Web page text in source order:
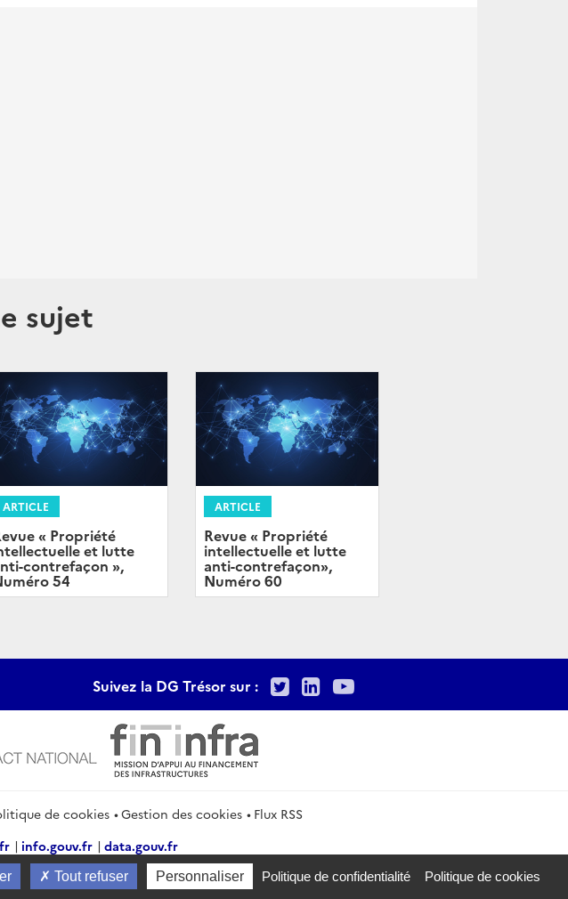
sujet
ARTICLE
« Propriété
et lutte
contrefaçon »,
54
ARTICLE
Revue « Propriété
intellectuelle et lutte
anti-contrefaçon»,
Numéro 60
Suivez la DG Trésor sur : TwitterLinkedIn
Youtube
de cookies Gestion des cookies
Flux RSS
info.gouv.fr
data.gouv.fr
du TrésorTout refuser Personnaliser Politique de confidentialité Politique de cookies